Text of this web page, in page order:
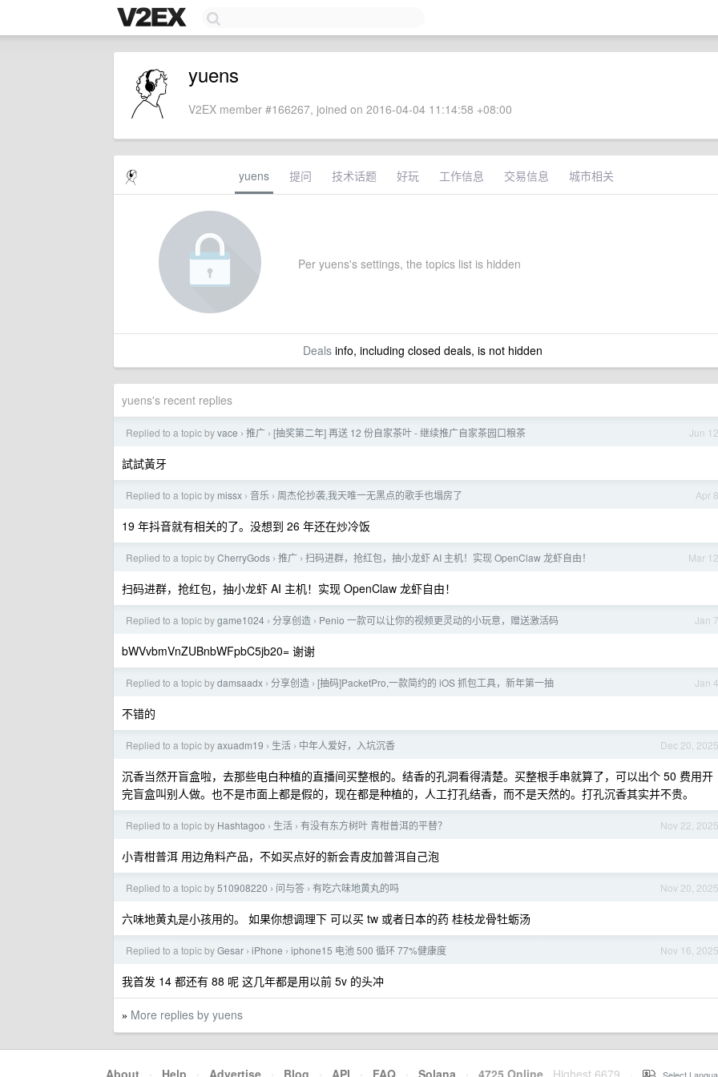
yuens
V2EX member #166267, joined on 2016-04-04 11:14:58 +08:00
yuens 提问 技术话题 好玩 工作信息 交易信息 城市相关
Per yuens's settings, the topics list is hidden
Dealsinfo, including closed deals, is not hidden
yuens's recent replies
Jun 12
Replied to a topic byvace › 推广 › [抽奖第二年] 再送 12 份自家茶叶 - 继续推广自家茶园口粮茶
試試黃牙
Apr 8
Replied to a topic by missx › 音乐 › 周杰伦抄袭,我天唯一无黑点的歌手也塌房了
19 年抖音就有相关的了。没想到 26 年还在炒冷饭
Mar 12
Replied to a topic byCherryGods › 推广 › 扫码进群，抢红包，抽小龙虾 AI 主机！实现 OpenClaw 龙虾自由！
扫码进群，抢红包，抽小龙虾 AI 主机！实现 OpenClaw 龙虾自由！
Jan 7
Replied to a topic bygame1024 › 分享创造 › Penio 一款可以让你的视频更灵动的小玩意，赠送激活码
bWVvbmVnZUBnbWFpbC5jb20= 谢谢
Jan 4
Replied to a topic bydamsaadx › 分享创造 › [抽码]PacketPro,一款简约的 iOS 抓包工具，新年第一抽
不错的
Dec 20, 2025
Replied to a topic byaxuadm19 › 生活 › 中年人爱好，入坑沉香
沉香当然开盲盒啦，去那些电白种植的直播间买整根的。结香的孔洞看得清楚。买整根手串就算了，可以出个 50 费用开
完盲盒叫别人做。也不是市面上都是假的，现在都是种植的，人工打孔结香，而不是天然的。打孔沉香其实并不贵。
Nov 22, 2025
Replied to a topic by Hashtagoo › 生活 › 有没有东方树叶 青柑普洱的平替？
小青柑普洱 用边角料产品，不如买点好的新会青皮加普洱自己泡
Nov 20, 2025
Replied to a topic by510908220 › 问与答 › 有吃六味地黄丸的吗
六味地黄丸是小孩用的。 如果你想调理下 可以买 tw 或者日本的药 桂枝龙骨牡蛎汤
Nov 16, 2025
Replied to a topic byGesar › iPhone › iphone15 电池 500 循环 77%健康度
我首发 14 都还有 88 呢 这几年都是用以前 5v 的头冲
» More replies by yuens
About · Help · Advertise · Blog · API · FAQ · Solana · 4725 Online Highest 6679